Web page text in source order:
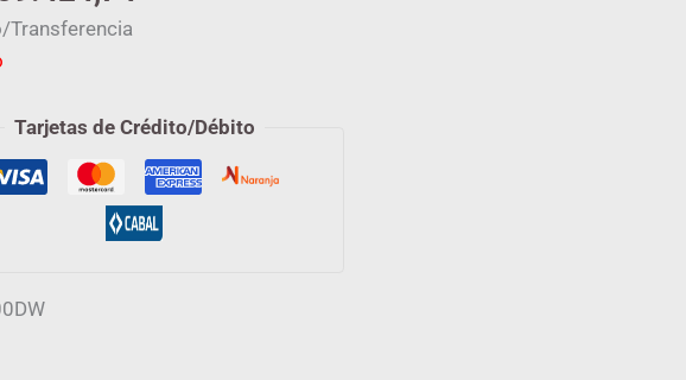
Transferencia
Tarjetas de Crédito/Débito